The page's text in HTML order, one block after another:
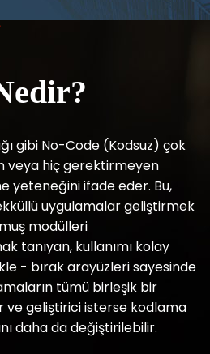
gibi No-Code (Kodsuz) çok
veya hiç gerektirmeyen
yeteneğini ifade eder. Bu,
uygulamalar geliştirmek
modülleri
tanıyan, kullanımı kolay
- bırak arayüzleri sayesinde
tümü birleşik bir
ve geliştirici isterse kodlama
daha da değiştirilebilir.